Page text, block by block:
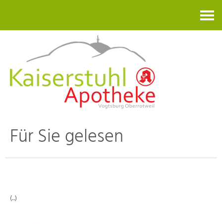
Für Sie gelesen
(..)